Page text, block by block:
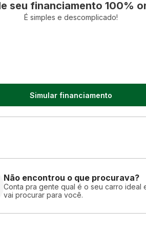
seu financiamento 100%
É simples e descomplicado!
Simular financiamento
Não encontrou o que procurava?
Conta pra gente qual é o seu carro ideal
vai procurar para você.